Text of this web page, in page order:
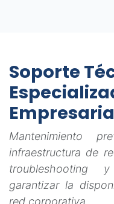
Soporte
Mantenimiento
infraestructura de
troubleshooting
garantizar la
red corporativa.